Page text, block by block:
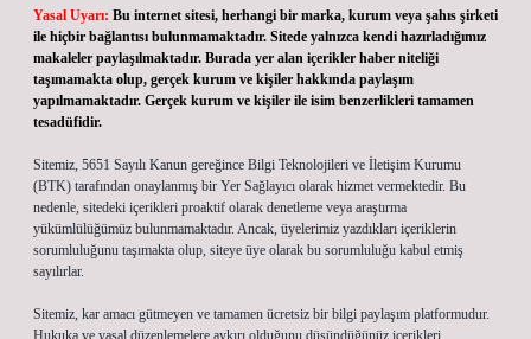
Yasal Uyarı: Bu internet sitesi, herhangi bir marka, kurum veya şahıs şirketi
ile hiçbir bağlantısı bulunmamaktadır. Sitede yalnızca kendi hazırladığımız
makaleler paylaşılmaktadır. Burada yer alan içerikler haber niteliği
taşımamakta olup, gerçek kurum ve kişiler hakkında paylaşım
yapılmamaktadır. Gerçek kurum ve kişiler ile isim benzerlikleri tamamen
tesadüfidir.
Sitemiz, 5651 Sayılı Kanun gereğince Bilgi Teknolojileri ve İletişim Kurumu
(BTK) tarafından onaylanmış bir Yer Sağlayıcı olarak hizmet vermektedir. Bu
nedenle, sitedeki içerikleri proaktif olarak denetleme veya araştırma
yükümlülüğümüz bulunmamaktadır. Ancak, üyelerimiz yazdıkları içeriklerin
sorumluluğunu taşımakta olup, siteye üye olarak bu sorumluluğu kabul etmiş
sayılırlar.
Sitemiz, kar amacı gütmeyen ve tamamen ücretsiz bir bilgi paylaşım platformudur.
Hukuka ve yasal düzenlemelere aykırı olduğunu düşündüğünüz içerikleri,